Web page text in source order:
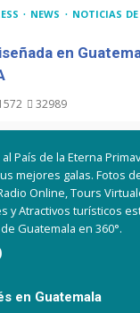
NEWS
NOTICIAS
en
32989
País de la Eterna
mejores galas. Fotos
Online, Tours
y Atractivos turísticos
Guatemala en 360°.
en Guatemala